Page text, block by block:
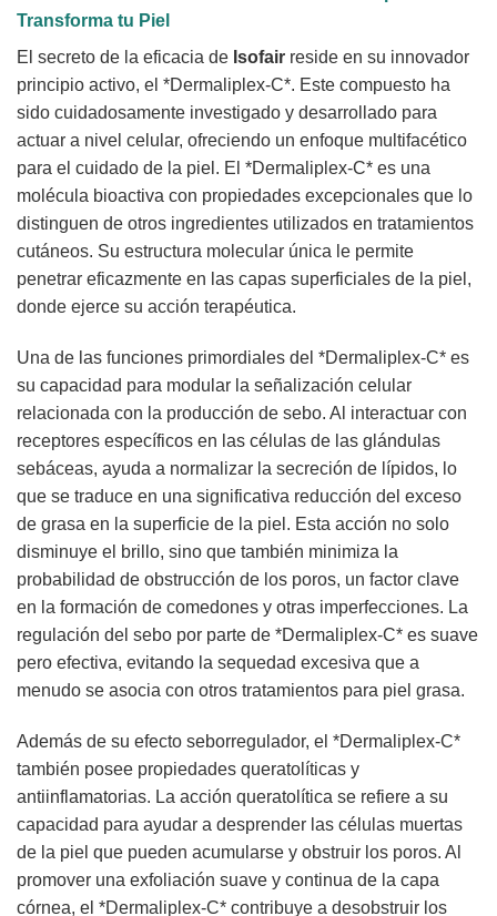
Transforma tu Piel
El secreto de la eficacia de Isofair reside en su innovador
principio activo, el *Dermaliplex-C*. Este compuesto ha
sido cuidadosamente investigado y desarrollado para
actuar a nivel celular, ofreciendo un enfoque multifacético
para el cuidado de la piel. El *Dermaliplex-C* es una
molécula bioactiva con propiedades excepcionales que lo
distinguen de otros ingredientes utilizados en tratamientos
cutáneos. Su estructura molecular única le permite
penetrar eficazmente en las capas superficiales de la piel,
donde ejerce su acción terapéutica.
Una de las funciones primordiales del *Dermaliplex-C* es
su capacidad para modular la señalización celular
relacionada con la producción de sebo. Al interactuar con
receptores específicos en las células de las glándulas
sebáceas, ayuda a normalizar la secreción de lípidos, lo
que se traduce en una significativa reducción del exceso
de grasa en la superficie de la piel. Esta acción no solo
disminuye el brillo, sino que también minimiza la
probabilidad de obstrucción de los poros, un factor clave
en la formación de comedones y otras imperfecciones. La
regulación del sebo por parte de *Dermaliplex-C* es suave
pero efectiva, evitando la sequedad excesiva que a
menudo se asocia con otros tratamientos para piel grasa.
Además de su efecto seborregulador, el *Dermaliplex-C*
también posee propiedades queratolíticas y
antiinflamatorias. La acción queratolítica se refiere a su
capacidad para ayudar a desprender las células muertas
de la piel que pueden acumularse y obstruir los poros. Al
promover una exfoliación suave y continua de la capa
córnea, el *Dermaliplex-C* contribuye a desobstruir los